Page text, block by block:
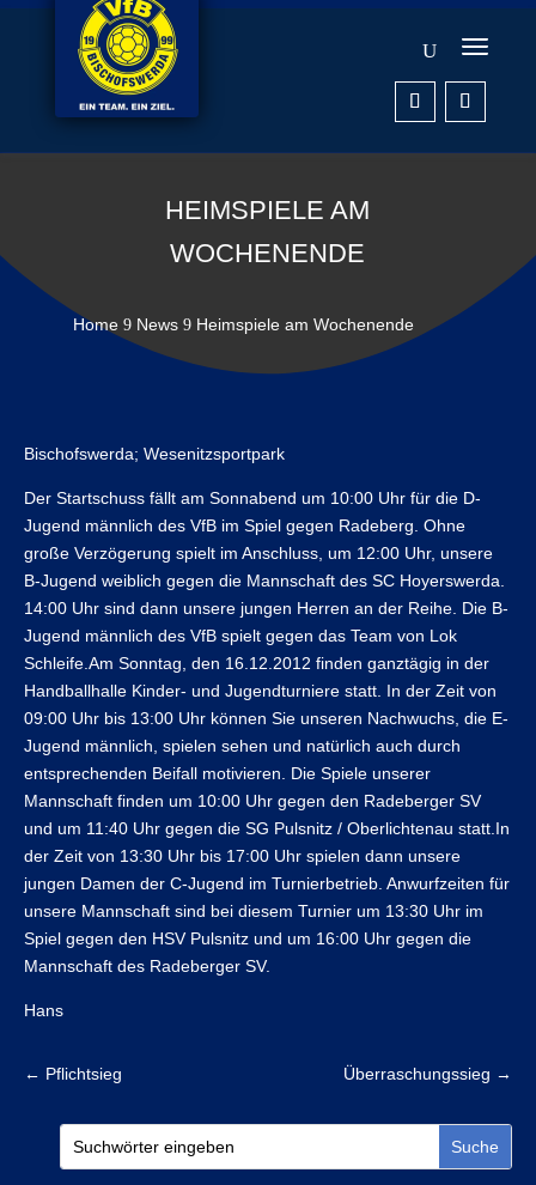
HEIMSPIELE AM
WOCHENENDE
Home 9 News 9 Heimspiele am Wochenende
Bischofswerda; Wesenitzsportpark
Der Startschuss fällt am Sonnabend um 10:00 Uhr für die D-
Jugend männlich des VfB im Spiel gegen Radeberg. Ohne
große Verzögerung spielt im Anschluss, um 12:00 Uhr, unsere
B-Jugend weiblich gegen die Mannschaft des SC Hoyerswerda.
14:00 Uhr sind dann unsere jungen Herren an der Reihe. Die B-
Jugend männlich des VfB spielt gegen das Team von Lok
Schleife.Am Sonntag, den 16.12.2012 finden ganztägig in der
Handballhalle Kinder- und Jugendturniere statt. In der Zeit von
09:00 Uhr bis 13:00 Uhr können Sie unseren Nachwuchs, die E-
Jugend männlich, spielen sehen und natürlich auch durch
entsprechenden Beifall motivieren. Die Spiele unserer
Mannschaft finden um 10:00 Uhr gegen den Radeberger SV
und um 11:40 Uhr gegen die SG Pulsnitz / Oberlichtenau statt.In
der Zeit von 13:30 Uhr bis 17:00 Uhr spielen dann unsere
jungen Damen der C-Jugend im Turnierbetrieb. Anwurfzeiten für
unsere Mannschaft sind bei diesem Turnier um 13:30 Uhr im
Spiel gegen den HSV Pulsnitz und um 16:00 Uhr gegen die
Mannschaft des Radeberger SV.
Hans
← Pflichtsieg Überraschungssieg →